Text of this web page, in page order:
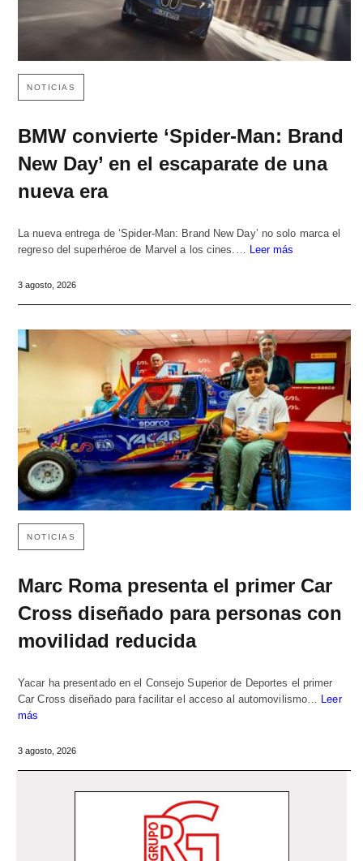
NOTICIAS
BMW convierte ‘Spider-Man: Brand
New Day’ en el escaparate de una
nueva era
La nueva entrega de ‘Spider-Man: Brand New Day’ no solo marca el
regreso del superhéroe de Marvel a los cines.…
Leer más
3 agosto, 2026
NOTICIAS
Marc Roma presenta el primer Car
Cross diseñado para personas con
movilidad reducida
Yacar ha presentado en el Consejo Superior de Deportes el primer
Car Cross diseñado para facilitar el acceso al automovilismo… Leer
más
3 agosto, 2026